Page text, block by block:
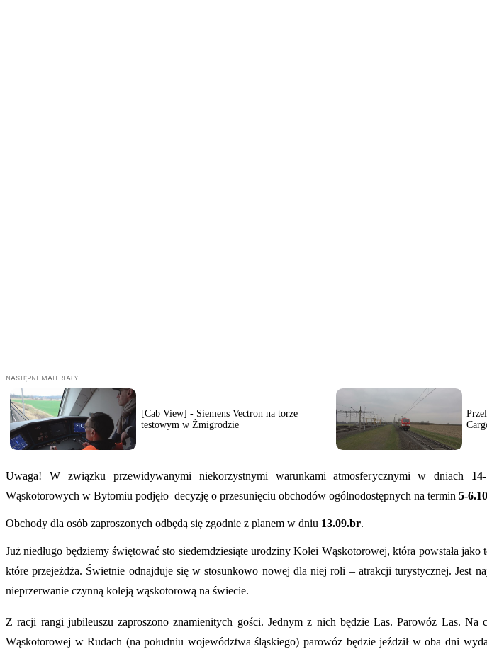
[Cab View] - Siemens Vectron na torze
testowym w Żmigrodzie
Uwaga! W związku przewidywanymi niekorzystnymi warunkami atmosferycznymi w dniach
Wąskotorowych w Bytomiu podjęło decyzję o przesunięciu obchodów ogólnodostępnych na termin 5-
Obchody dla osób zaproszonych odbędą się zgodnie z planem w dniu 13.09.br.
Już niedługo będziemy świętować sto siedemdziesiąte urodziny Kolei Wąskotorowej, która powstała
które przejeżdża. Świetnie odnajduje się w stosunkowo nowej dla niej roli – atrakcji turystycznej. Jest
nieprzerwanie czynną koleją wąskotorową na świecie.
Z racji rangi jubileuszu zaproszono znamienitych gości. Jednym z nich będzie Las. Parowóz Las.
Wąskotorowej w Rudach (na południu województwa śląskiego) parowóz będzie jeździł w oba dni